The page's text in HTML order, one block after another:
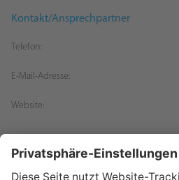
Kontakt/Ansprechpartner
Telefon:
E-Mail-Adresse:
Website: